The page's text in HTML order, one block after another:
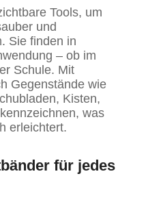
Tools, um
und
Sie finden in
– ob im
Schule. Mit
Gegenstände wie
Kisten,
was
erleichtert.
für jedes